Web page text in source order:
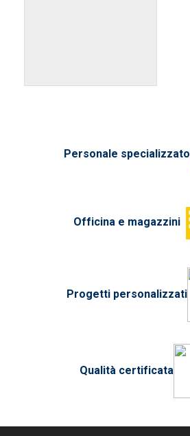
Personale specializzato
Officina e magazzini
Progetti personalizzati
Qualità certificata